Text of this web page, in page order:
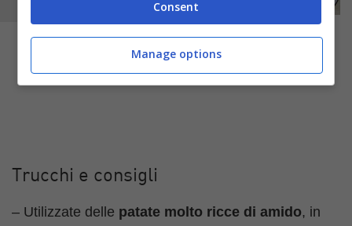
Trucchi e consigli
– Utilizzate delle patate molto ricce di amido, in
Consent
Manage options